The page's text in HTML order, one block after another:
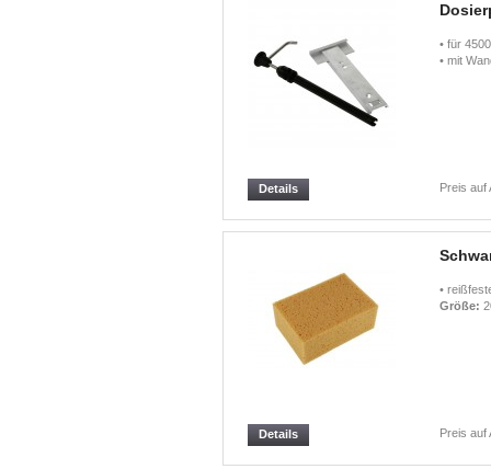
• für
• mit
Preis auf
Details
•
Größe:
Preis auf
Details